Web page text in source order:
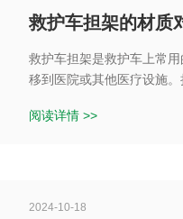
救护车担架的材质
救护车担架是救护车上常
移到医院或其他医疗设施
强度、稳定性和耐用性。在
阅读详情 >>
2024-10-18